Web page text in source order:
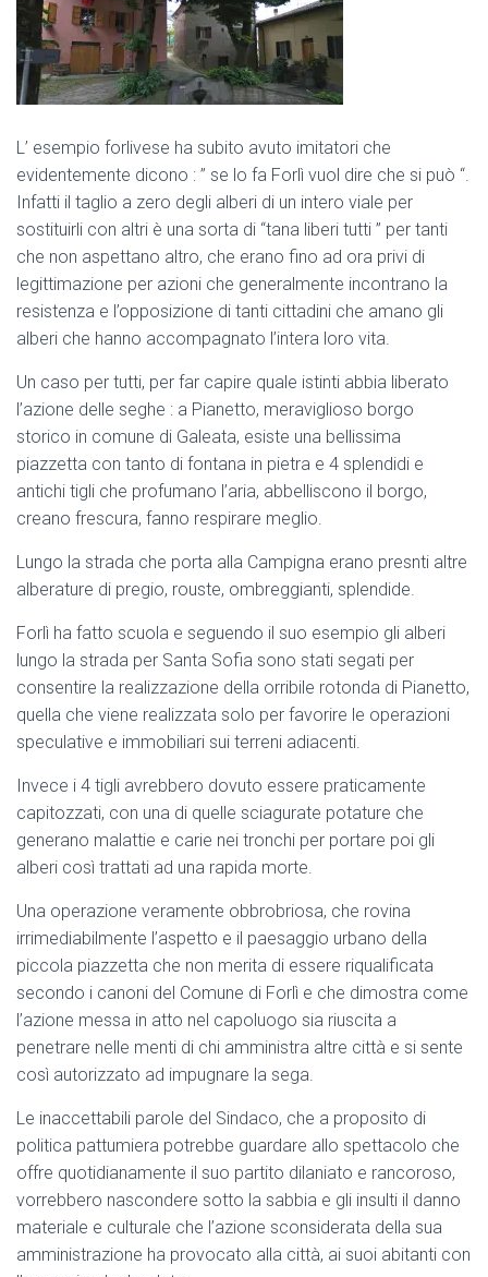
L’ esempio forlivese ha subito avuto imitatori che
evidentemente dicono : ” se lo fa Forlì vuol dire che si può “.
Infatti il taglio a zero degli alberi di un intero viale per
sostituirli con altri è una sorta di “tana liberi tutti ” per tanti
che non aspettano altro, che erano fino ad ora privi di
legittimazione per azioni che generalmente incontrano la
resistenza e l’opposizione di tanti cittadini che amano gli
alberi che hanno accompagnato l’intera loro vita.
Un caso per tutti, per far capire quale istinti abbia liberato
l’azione delle seghe : a Pianetto, meraviglioso borgo
storico in comune di Galeata, esiste una bellissima
piazzetta con tanto di fontana in pietra e 4 splendidi e
antichi tigli che profumano l’aria, abbelliscono il borgo,
creano frescura, fanno respirare meglio.
Lungo la strada che porta alla Campigna erano presnti altre
alberature di pregio, rouste, ombreggianti, splendide.
Forlì ha fatto scuola e seguendo il suo esempio gli alberi
lungo la strada per Santa Sofia sono stati segati per
consentire la realizzazione della orribile rotonda di Pianetto,
quella che viene realizzata solo per favorire le operazioni
speculative e immobiliari sui terreni adiacenti.
Invece i 4 tigli avrebbero dovuto essere praticamente
capitozzati, con una di quelle sciagurate potature che
generano malattie e carie nei tronchi per portare poi gli
alberi così trattati ad una rapida morte.
Una operazione veramente obbrobriosa, che rovina
irrimediabilmente l’aspetto e il paesaggio urbano della
piccola piazzetta che non merita di essere riqualificata
secondo i canoni del Comune di Forlì e che dimostra come
l’azione messa in atto nel capoluogo sia riuscita a
penetrare nelle menti di chi amministra altre città e si sente
così autorizzato ad impugnare la sega.
Le inaccettabili parole del Sindaco, che a proposito di
politica pattumiera potrebbe guardare allo spettacolo che
offre quotidianamente il suo partito dilaniato e rancoroso,
vorrebbero nascondere sotto la sabbia e gli insulti il danno
materiale e culturale che l’azione sconsiderata della sua
amministrazione ha provocato alla città, ai suoi abitanti con